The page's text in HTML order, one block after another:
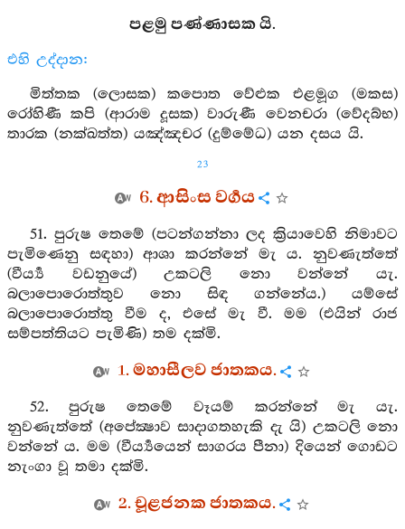
පළමු පණ්ණාසක යි.
එහි උද්දාන:
මිත්තක (ලොසක) කපොත වේළුක එළමූග (මකස)
රෝහිණී කපි (ආරාම දූසක) වාරුණී වෙනචරා (වේදබ්භ)
තාරක (නක්ඛත්ත) යඤ්ඤචර (දුම්මේධ) යන දසය යි.
23
6. ආසිංස වර්‍ගය
51. පුරුෂ තෙමේ (පටන්ගන්නා ලද ක්‍රියාවෙහි නිමාවට
පැමිණෙනු සඳහා) ආශා කරන්නේ මැ ය. නුවණැත්තේ
(වීර්‍ය්‍ය වඩනුයේ) උකටලි නො වන්නේ යැ.
බලාපොරොත්තුව නො සිඳ ගන්නේය.) යම්සේ
බලාපොරොත්තු වීම ද, එසේ මැ වී. මම (එයින් රාජ
සම්පත්තියට පැමිණි) තම දක්මි.
1. මහාසීලව ජාතකය.
52. පුරුෂ තෙමේ වෑයම් කරන්නේ මැ යැ.
නුවණැත්තේ (අපේක්‍ෂාව සාදාගතහැකි දැ යි) උකටලි නො
වන්නේ ය. මම (වීර්‍ය්‍යයෙන් සාගරය පීනා) දියෙන් ගොඩට
නැංගා වූ තමා දක්මි.
2. චූළජනක ජාතකය.